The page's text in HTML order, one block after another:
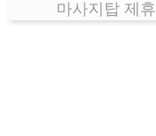
마사지탑 제휴